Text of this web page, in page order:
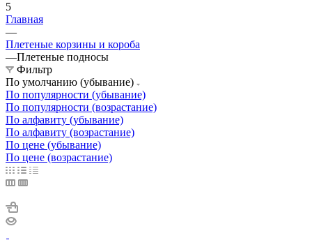
5
Главная
—
Плетеные корзины и короба
—Плетеные подносы
Фильтр
По умолчанию (убывание)
По популярности (убывание)
По популярности (возрастание)
По алфавиту (убывание)
По алфавиту (возрастание)
По цене (убывание)
По цене (возрастание)